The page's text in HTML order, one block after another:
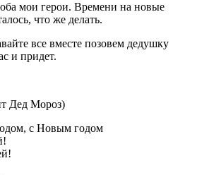
мои герои. Времени на новые
что же делать.
все вместе позовем дедушку
и придет.
Дед Мороз)
с Новым годом